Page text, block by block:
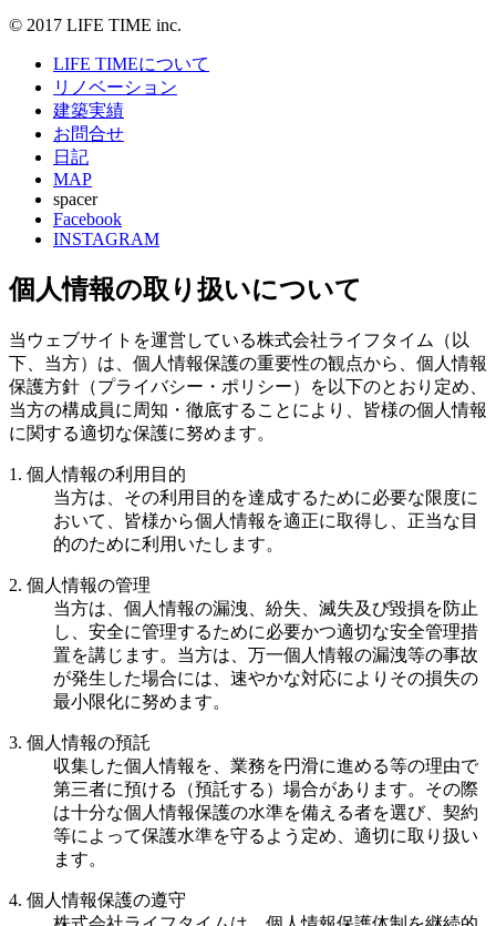
© 2017 LIFE TIME inc.
LIFE TIMEについて
リノベーション
建築実績
お問合せ
日記
MAP
spacer
Facebook
INSTAGRAM
個人情報の取り扱いについて
当ウェブサイトを運営している株式会社ライフタイム（以
下、当方）は、個人情報保護の重要性の観点から、個人情報
保護方針（プライバシー・ポリシー）を以下のとおり定め、
当方の構成員に周知・徹底することにより、皆様の個人情報
に関する適切な保護に努めます。
1. 個人情報の利用目的
当方は、その利用目的を達成するために必要な限度に
おいて、皆様から個人情報を適正に取得し、正当な目
的のために利用いたします。
2. 個人情報の管理
当方は、個人情報の漏洩、紛失、滅失及び毀損を防止
し、安全に管理するために必要かつ適切な安全管理措
置を講じます。当方は、万一個人情報の漏洩等の事故
が発生した場合には、速やかな対応によりその損失の
最小限化に努めます。
3. 個人情報の預託
収集した個人情報を、業務を円滑に進める等の理由で
第三者に預ける（預託する）場合があります。その際
は十分な個人情報保護の水準を備える者を選び、契約
等によって保護水準を守るよう定め、適切に取り扱い
ます。
4. 個人情報保護の遵守